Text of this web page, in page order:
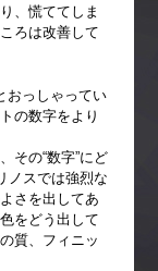
、慌ててしま
ろは改善して
っしゃってい
の数字をより
その“数字”にど
ノスでは強烈な
さを出してあ
をどう出して
質、フィニッ